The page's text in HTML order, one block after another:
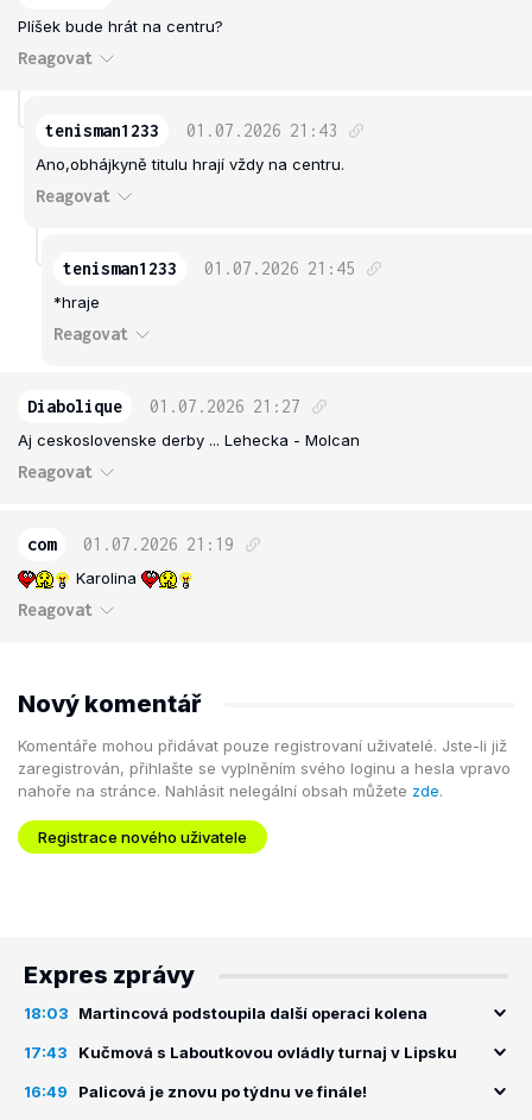
Plíšek bude hrát na centru?
Reagovat
tenisman1233 01.07.2026 21:43
Ano,obhájkyně titulu hrají vždy na centru.
Reagovat
tenisman1233 01.07.2026 21:45
*hraje
Reagovat
Diabolique 01.07.2026 21:27
Aj ceskoslovenske derby ... Lehecka - Molcan
Reagovat
com 01.07.2026 21:19
Karolina
Reagovat
Nový komentář
Komentáře mohou přidávat pouze registrovaní uživatelé. Jste-li již
zaregistrován, přihlašte se vyplněním svého loginu a hesla vpravo
nahoře na stránce. Nahlásit nelegální obsah můžete zde.
Registrace nového uživatele
Expres zprávy
18:03 Martincová podstoupila další operaci kolena
17:43 Kučmová s Laboutkovou ovládly turnaj v Lipsku
16:49 Palicová je znovu po týdnu ve finále!